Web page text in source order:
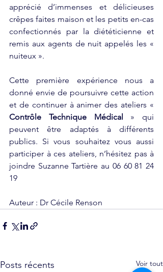
apprécié d’immenses et délicieuses
crêpes faites maison et les petits en-cas
confectionnés par la diététicienne et
remis aux agents de nuit appelés les «
nuiteux ».
Cette première expérience nous a
donné envie de poursuivre cette action
Contrôle Technique Médical » qui
peuvent être adaptés à différents
publics. Si vous souhaitez vous aussi
participer à ces ateliers, n’hésitez pas à
joindre Suzanne Tartière au 06 60 81 24
19
Auteur : Dr Cécile Renson
Posts récents Voir tout